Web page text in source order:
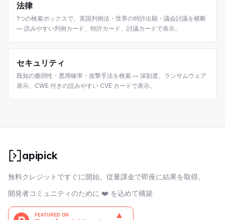
法律
1つの検索ボックスで、英国判例法・世界の特許出願・議会討議を横断
— 読みやすい判例カード、特許カード、討議カードで表示。
セキュリティ
既知の脆弱性・悪用確率・攻撃手法を検索 — 深刻度、ランサムウェア
表示、CWE 付きの読みやすい CVE カードで表示。
apipick
無料クレジットですぐに開始。従量課金で即座に結果を取得。
開発者コミュニティのために ❤️ を込めて構築